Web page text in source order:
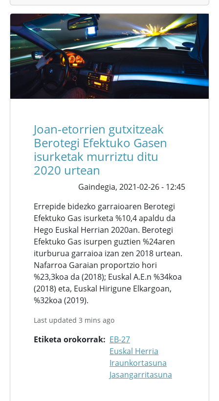
Joan-etorrien gutxitzeak
Berotegi Efektuko Gasen
isurketak murriztu ditu
2020 urtean
Gaindegia, 2021-02-26 - 12:45
Errepide bidezko garraioaren Berotegi
Efektuko Gas isurketa %10,4 apaldu da
Hego Euskal Herrian 2020an. Berotegi
Efektuko Gas isurpen guztien %24aren
iturburua garraioa izan zen 2018 urtean.
Nafarroa Garaian proportzio hori
%23,3koa da (2018); Euskal A.E.n %34koa
(2018) eta, Euskal Hirigune Elkargoan,
%32koa (2019).
Last updated 3 mins ago
Etiketa orokorrak
EB-27
Euskal Herria
Iraunkortasuna
Jasangarritasuna